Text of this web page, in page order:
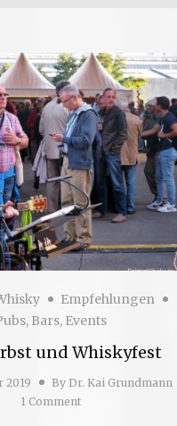
Empfehlungen
Bars, Events
und Whiskyfest
2019 By Dr. Kai Grundmann
1 Comment